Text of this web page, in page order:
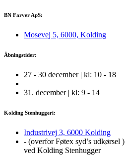
BN Farver ApS:
Mosevej 5, 6000, Kolding
Åbningstider:
27 - 30 december | kl: 10 - 18
31. december | kl: 9 - 14
Kolding Stenhuggeri:
Industrivej 3, 6000 Kolding
- (overfor Føtex syd’s udkørsel )
ved Kolding Stenhugger